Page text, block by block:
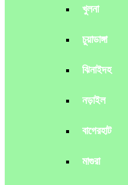
খুলনা
চুয়াডাঙ্গা
ঝিনাইদহ
নড়াইল
বাগেরহাট
মাগুরা